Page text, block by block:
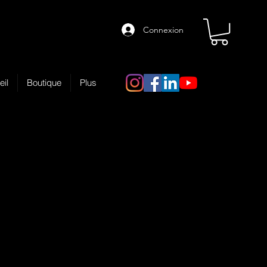
Connexion
Boutique Plus